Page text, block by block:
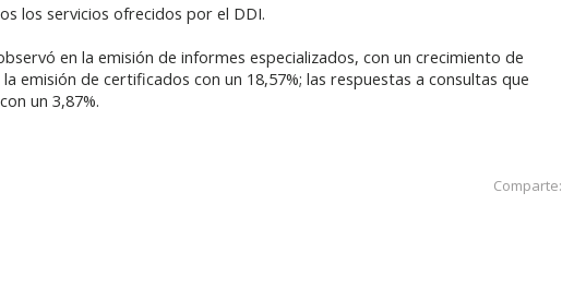
los servicios ofrecidos por el DDI.
en la emisión de informes especializados, con un crecimiento de
emisión de certificados con un 18,57%; las respuestas a consultas que
un 3,87%.
Comparte: